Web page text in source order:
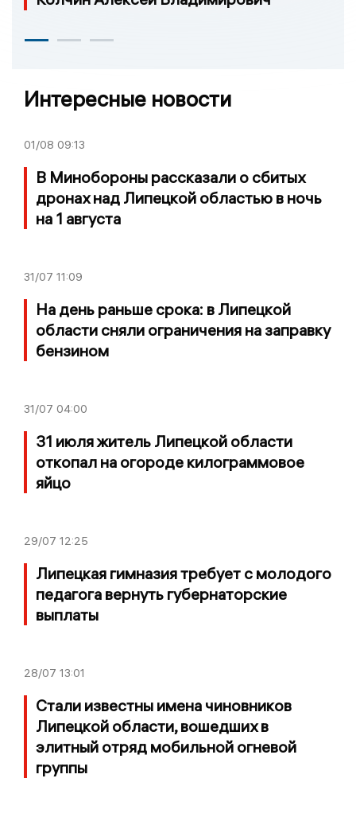
Интересные новости
01/08 09:13
В Минобороны рассказали о сбитых
дронах над Липецкой областью в ночь
на 1 августа
31/07 11:09
На день раньше срока: в Липецкой
области сняли ограничения на заправку
бензином
31/07 04:00
31 июля житель Липецкой области
откопал на огороде килограммовое
яйцо
29/07 12:25
Липецкая гимназия требует с молодого
педагога вернуть губернаторские
выплаты
28/07 13:01
Стали известны имена чиновников
Липецкой области, вошедших в
элитный отряд мобильной огневой
группы